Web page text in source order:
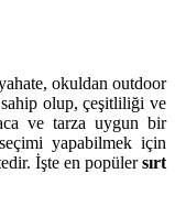
okuldan outdoor
olup, çeşitliliği ve
ve tarza uygun bir
yapabilmek için
İşte en popülersırt